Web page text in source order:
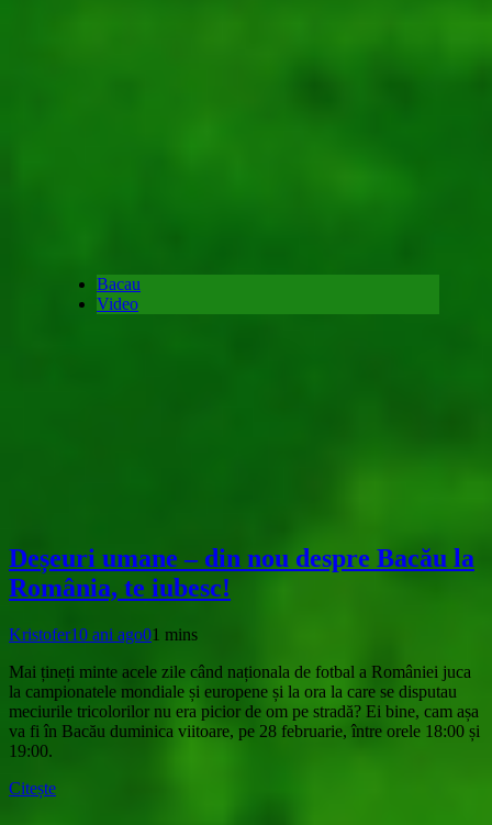
Bacau
Video
Deșeuri umane – din nou despre Bacău la
România, te iubesc!
Kristofer10 ani ago01 mins
Mai țineți minte acele zile când naționala de fotbal a României juca
la campionatele mondiale și europene și la ora la care se disputau
meciurile tricolorilor nu era picior de om pe stradă? Ei bine, cam așa
va fi în Bacău duminica viitoare, pe 28 februarie, între orele 18:00 și
19:00.
Citește